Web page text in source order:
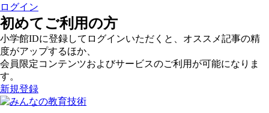
ログイン
初めてご利用の方
小学館IDに登録してログインいただくと、オススメ記事の精
度がアップするほか、
会員限定コンテンツおよびサービスのご利用が可能になりま
す。
新規登録